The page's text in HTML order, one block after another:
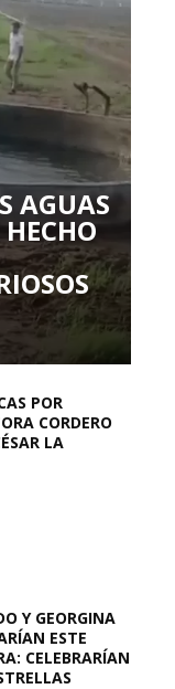
AGUAS
HECHO
POR
CORDERO
LA
Y GEORGINA
ESTE
CELEBRARÍAN